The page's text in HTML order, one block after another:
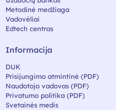
Metodinė medžiaga
Vadovėliai
Edtech centras
Informacija
DUK
Prisijungimo atmintinė (PDF)
Naudotojo vadovas (PDF)
Privatumo politika (PDF)
Svetainės medis